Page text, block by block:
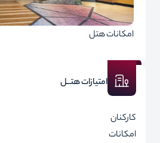
امکانات هتل
امتیازات هتــل
کارکنان
امکانات